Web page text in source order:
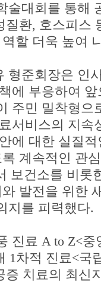
술대회를 통해
환, 호스피스
할 더욱 높여
형준회장은 인
에 부응하여
주민 밀착형으
서비스의 지속
에 대한 실질
계속적인 관
보건소를 비롯
발전을 위한
지를 피력했다.
진료 A to Z<중
차적 진료<국
치료의 최신